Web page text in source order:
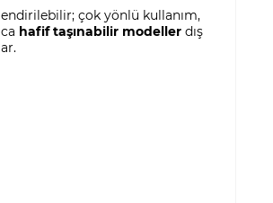
çok yönlü kullanım,
hafif taşınabilir modeller dış